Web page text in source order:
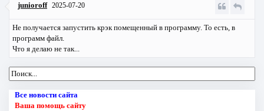
junioroff 2025-07-20
Не получается запустить крэк помещенный в программу. То есть, в
программ файл.
Что я делаю не так...
Все новости сайта
Ваша помощь сайту